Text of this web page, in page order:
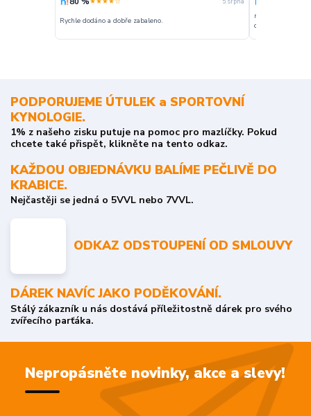
Rychle dodáno a dobře zabaleno.
nakupuji
o stavu
PODPORUJEME ÚTULEK a SPORTOVNÍ
KYNOLOGIE.
1% z našeho zisku putuje na pomoc pro mazlíčky. Pokud
chcete také přispět, klikněte na tento odkaz.
KAŽDOU OBJEDNÁVKU BALÍME PEČLIVĚ DO
KRABICE.
Nejčastěji se jedná o 5VVL nebo 7VVL.
ODKAZ ODSTOUPENÍ OD SMLOUVY
DÁREK NAVÍC JAKO PODĚKOVÁNÍ.
Stálý zákazník u nás dostává příležitostně dárek pro svého
zvířecího parťáka.
Nepropásněte novinky, akce a slevy!